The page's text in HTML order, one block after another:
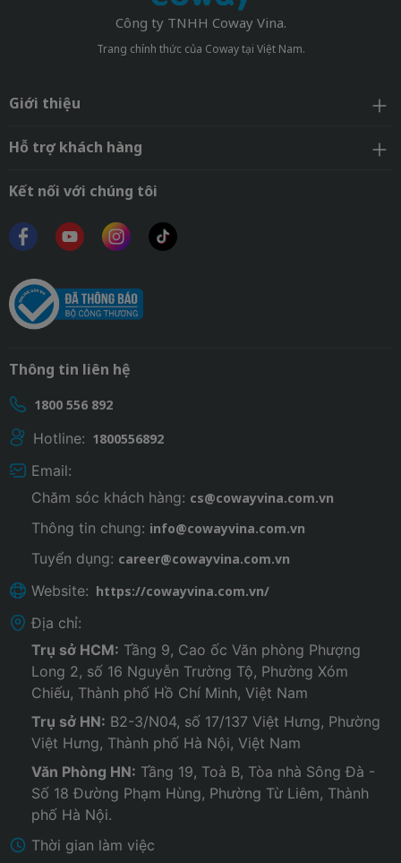
Công ty TNHH Coway Vina.
Trang chính thức của Coway tại Việt Nam.
Giới thiệu
Hỗ trợ khách hàng
Kết nối với chúng tôi
Thông tin liên hệ
1800 556 892
Hotline: 1800556892
Email:
Chăm sóc khách hàng: cs@cowayvina.com.vn
Thông tin chung: info@cowayvina.com.vn
Tuyển dụng: career@cowayvina.com.vn
Website: https://cowayvina.com.vn/
Địa chỉ:
Trụ sở HCM: Tầng 9, Cao ốc Văn phòng Phượng
Long 2, số 16 Nguyễn Trường Tộ, Phường Xóm
Chiếu, Thành phố Hồ Chí Minh, Việt Nam
Trụ sở HN: B2-3/N04, số 17/137 Việt Hưng, Phường
Việt Hưng, Thành phố Hà Nội, Việt Nam
Văn Phòng HN: Tầng 19, Toà B, Tòa nhà Sông Đà -
Số 18 Đường Phạm Hùng, Phường Từ Liêm, Thành
phố Hà Nội.
Thời gian làm việc